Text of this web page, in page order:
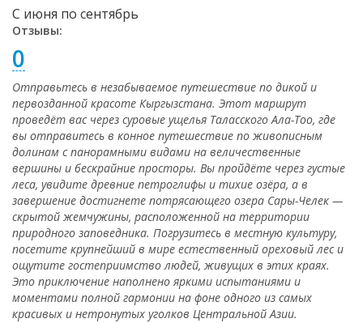
С июня по сентябрь
Отзывы:
0
Отправьтесь в незабываемое путешествие по дикой и
первозданной красоте Кыргызстана. Этот маршрут
проведёт вас через суровые ущелья Таласского Ала-Тоо, где
вы отправитесь в конное путешествие по живописным
долинам с панорамными видами на величественные
вершины и бескрайние просторы. Вы пройдёте через густые
леса, увидите древние петроглифы и тихие озёра, а в
завершение достигнете потрясающего озера Сары-Челек —
скрытой жемчужины, расположенной на территории
природного заповедника. Погрузитесь в местную культуру,
посетите крупнейший в мире естественный ореховый лес и
ощутите гостеприимство людей, живущих в этих краях.
Это приключение наполнено яркими испытаниями и
моментами полной гармонии на фоне одного из самых
красивых и нетронутых уголков Центральной Азии.